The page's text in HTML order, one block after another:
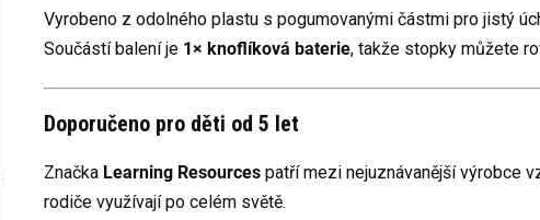
Vyrobeno z odolného plastu s pogumovanými částmi pro jistý
Součástí balení je 1× knoflíková baterie, takže stopky můžete
Doporučeno pro děti od 5 let
Značka Learning Resources patří mezi nejuznávanější výrobce
rodiče využívají po celém světě.